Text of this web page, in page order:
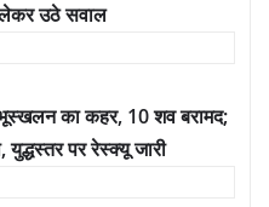
लेकर उठे सवाल
भूस्खलन का कहर, 10 शव बरामद;
पर रेस्क्यू जारी